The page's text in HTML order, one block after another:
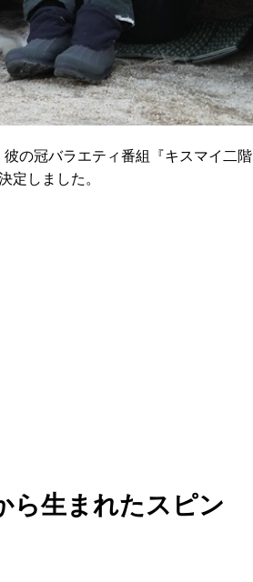
の冠バラエティ番組『キスマイ二階
しました。
ら生まれたスピン